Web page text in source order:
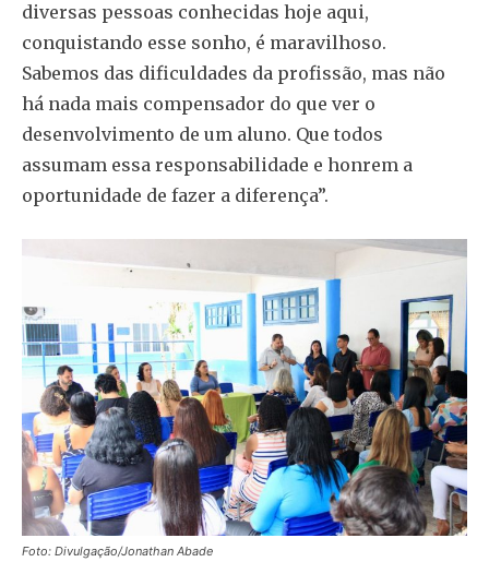
diversas pessoas conhecidas hoje aqui,
conquistando esse sonho, é maravilhoso.
Sabemos das dificuldades da profissão, mas não
há nada mais compensador do que ver o
desenvolvimento de um aluno. Que todos
assumam essa responsabilidade e honrem a
oportunidade de fazer a diferença”.
Foto: Divulgação/Jonathan Abade